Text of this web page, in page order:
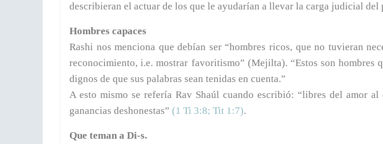
describieran el actuar de los que le ayudarían a llevar la carga judicial del
Hombres capaces
Rashi nos menciona que debían ser “hombres ricos, que no tuvieran
reconocimiento, i.e. mostrar favoritismo” (Mejilta). “Estos son hombres
dignos de que sus palabras sean tenidas en cuenta.”
A esto mismo se refería Rav Shaúl cuando escribió: “libres del amor al
ganancias deshonestas” (1 Ti 3:8; Tit 1:7).
Que teman a Di-s.